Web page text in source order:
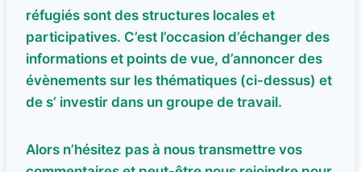
réfugiés sont des structures locales et
participatives. C’est l’occasion d’échanger des
informations et points de vue, d’annoncer des
évènements sur les thématiques (ci-dessus) et
de s’ investir dans un groupe de travail.
Alors n’hésitez pas à nous transmettre vos